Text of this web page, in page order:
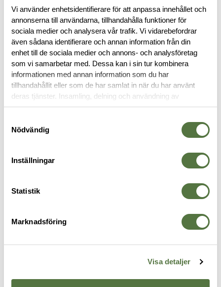
Vi använder enhetsidentifierare för att anpassa innehållet och
annonserna till användarna, tillhandahålla funktioner för
sociala medier och analysera vår trafik. Vi vidarebefordrar
även sådana identifierare och annan information från din
enhet till de sociala medier och annons- och analysföretag
som vi samarbetar med. Dessa kan i sin tur kombinera
informationen med annan information som du har
tillhandahållit eller som de har samlat in när du har använt
deras tjänster. Insamling, delning och användning av
personuppgifter kan användas för personalisering av
Nödvändig
Inställningar
Statistik
Marknadsföring
Visa detaljer
RECENSIONER
OM VARUMÄRKET
FÄLLKNIVAR
5.11 TACTICAL
Woodland Camo
459 kr